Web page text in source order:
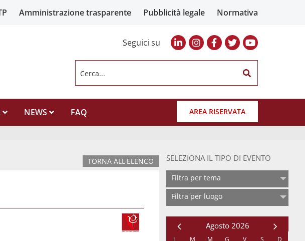
Amministrazione trasparente Pubblicità legale Normativa
Seguici su
Cerca...
NEWS FAQ AREA RISERVATA
TORNA ALL'ELENCO SELEZIONA IL TIPO DI EVENTO
Filtra per tema
Filtra per luogo